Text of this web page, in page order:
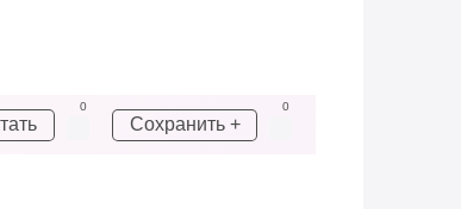
0
Сохранить +
0